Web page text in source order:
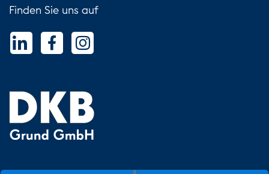
Finden Sie uns auf